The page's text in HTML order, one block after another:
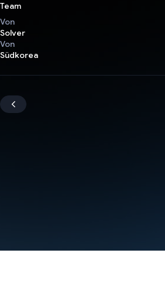
Team
Von
Solver
Von
Südkorea